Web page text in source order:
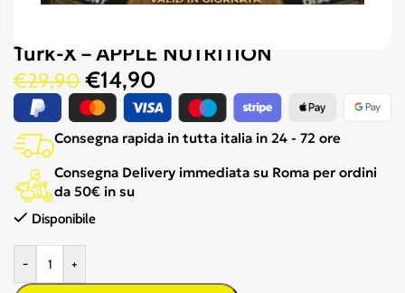
Turk-X – APPLE NUTRITION
€29,90 €14,90
Consegna rapida in tutta italia in 24 - 72 ore
Consegna Delivery immediata su Roma per ordini
da 50€ in su
Disponibile
- +